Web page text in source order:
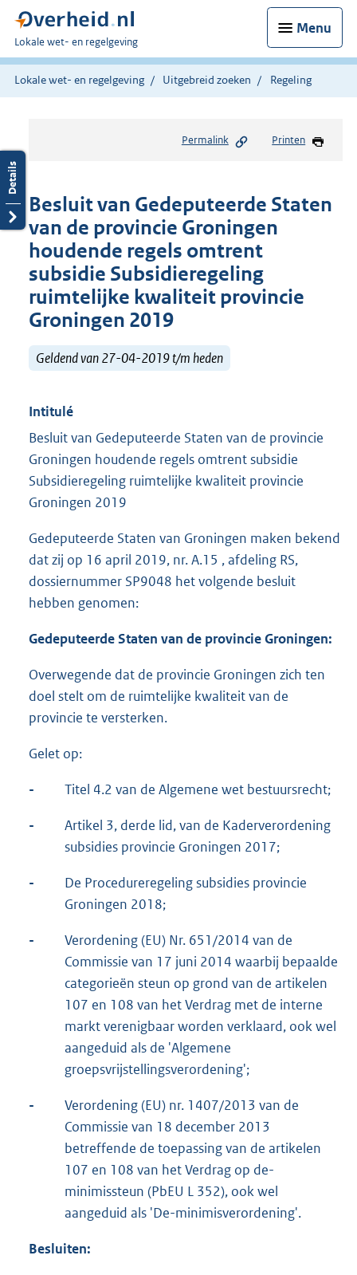
Menu
U
bent
hier:
Lokale wet- en regelgeving
Lokale wet- en regelgeving Uitgebreid zoeken Regeling
Permalink Printen
Besluit van Gedeputeerde Staten
van de provincie Groningen
houdende regels omtrent
subsidie Subsidieregeling
ruimtelijke kwaliteit provincie
Groningen 2019
Geldend van 27-04-2019 t/m heden
Intitulé
Besluit van Gedeputeerde Staten van de provincie
Groningen houdende regels omtrent subsidie
Subsidieregeling ruimtelijke kwaliteit provincie
Groningen 2019
Gedeputeerde Staten van Groningen maken bekend
dat zij op 16 april 2019, nr. A.15 , afdeling RS,
dossiernummer SP9048 het volgende besluit
hebben genomen:
Gedeputeerde Staten van de provincie Groningen:
Overwegende dat de provincie Groningen zich ten
doel stelt om de ruimtelijke kwaliteit van de
provincie te versterken.
Gelet op:
- Titel 4.2 van de Algemene wet bestuursrecht;
-
Artikel 3, derde lid, van de Kaderverordening
subsidies provincie Groningen 2017;
-
De Procedureregeling subsidies provincie
Groningen 2018;
-
Verordening (EU) Nr. 651/2014 van de
Commissie van 17 juni 2014 waarbij bepaalde
categorieën steun op grond van de artikelen
107 en 108 van het Verdrag met de interne
markt verenigbaar worden verklaard, ook wel
aangeduid als de 'Algemene
groepsvrijstellingsverordening';
-
Verordening (EU) nr. 1407/2013 van de
Commissie van 18 december 2013
betreffende de toepassing van de artikelen
107 en 108 van het Verdrag op de-
minimissteun (PbEU L 352), ook wel
aangeduid als 'De-minimisverordening'.
Besluiten: